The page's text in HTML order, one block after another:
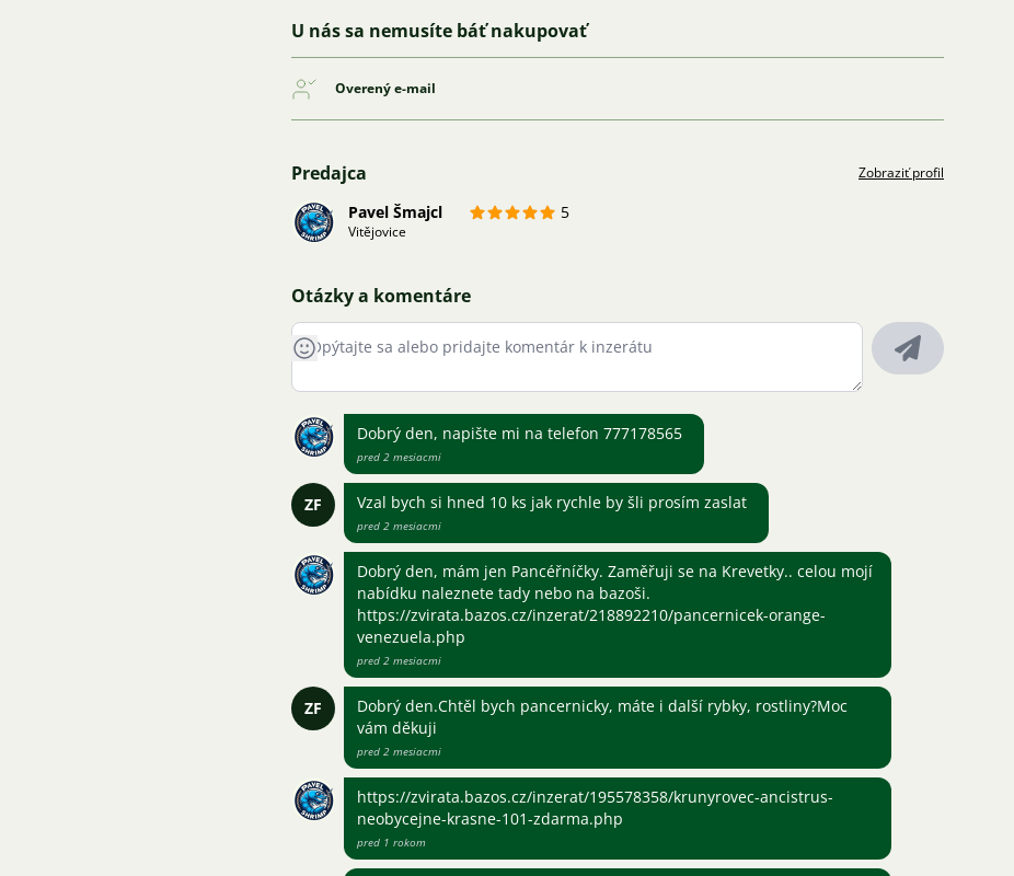
U nás sa nemusíte báť nakupovať
Overený e-mail
Predajca Zobraziť profil
Pavel Šmajcl 5
Vitějovice
Otázky a komentáre
Dobrý den, napište mi na telefon 777178565
pred 2 mesiacmi
ZF Vzal bych si hned 10 ks jak rychle by šli prosím zaslat
pred 2 mesiacmi
Dobrý den, mám jen Pancéřníčky. Zaměřuji se na Krevetky.. celou mojí
nabídku naleznete tady nebo na bazoši.
https://zvirata.bazos.cz/inzerat/218892210/pancernicek-orange-
venezuela.php
pred 2 mesiacmi
ZF
Dobrý den.Chtěl bych pancernicky, máte i další rybky, rostliny?Moc
vám děkuji
pred 2 mesiacmi
https://zvirata.bazos.cz/inzerat/195578358/krunyrovec-ancistrus-
neobycejne-krasne-101-zdarma.php
pred 1 rokom